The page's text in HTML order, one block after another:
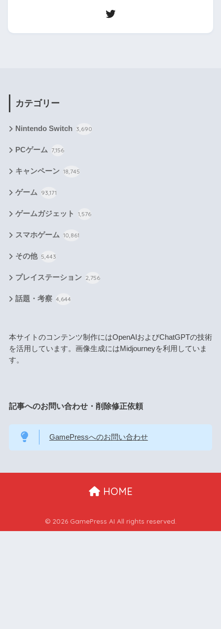
カテゴリー
Nintendo Switch 3,690
PCゲーム 7,156
キャンペーン 18,745
ゲーム 93,171
ゲームガジェット 1,576
スマホゲーム 10,861
その他 5,443
プレイステーション 2,756
話題・考察 4,644
本サイトのコンテンツ制作にはOpenAIおよびChatGPTの技術
を活用しています。画像生成にはMidjourneyを利用していま
す。
記事へのお問い合わせ・削除修正依頼
GamePressへのお問い合わせ
HOME
© 2026 GamePress AI All rights reserved.